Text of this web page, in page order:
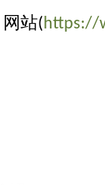
站(https://